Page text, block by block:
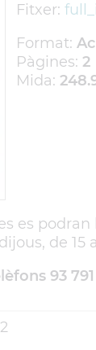
Fitxer:
Format:
Pàgines: 2
Mida:
es
de 15
93